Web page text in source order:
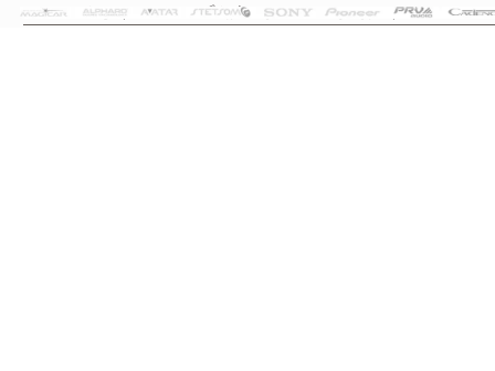
تمام حقوق این سایت متعلق به فروشگاه سلما سیستم می‌باشد.